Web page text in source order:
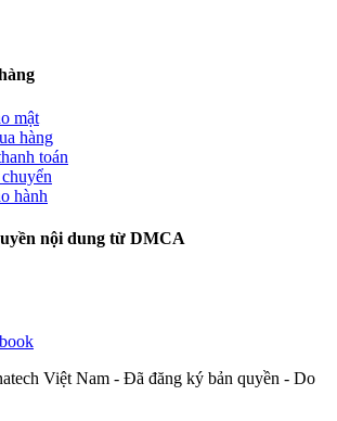
mật
hàng
toán
hành
nội dung từ DMCA
Việt Nam - Đã đăng ký bản quyền - Do